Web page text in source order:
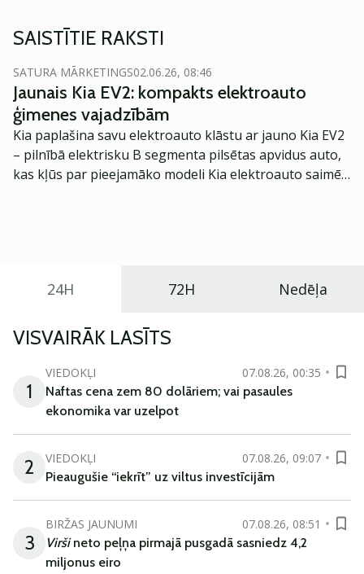
SAISTĪTIE RAKSTI
SATURA MĀRKETINGS02.06.26, 08:46
Jaunais Kia EV2: kompakts elektroauto
ģimenes vajadzībām
Kia paplašina savu elektroauto klāstu ar jauno Kia EV2
– pilnībā elektrisku B segmenta pilsētas apvidus auto,
kas kļūs par pieejamāko modeli Kia elektroauto saimē
24H 72H Nedēļa
VISVAIRĀK LASĪTS
1
VIEDOKĻI
07.08.26, 00:35
Naftas cena zem 80 dolāriem; vai pasaules
ekonomika var uzelpot
2 VIEDOKĻI
07.08.26, 09:07
Pieaugušie “iekrīt” uz viltus investīcijām
3
BIRŽAS JAUNUMI
07.08.26, 08:51
Viršineto peļņa pirmajā pusgadā sasniedz 4,2
miljonus eiro